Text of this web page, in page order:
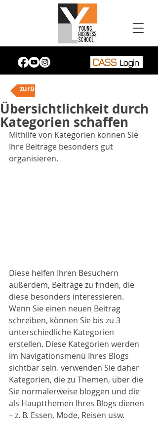
zurück
Übersichtlichkeit durch
Kategorien schaffen
Mithilfe von Kategorien können Sie
Ihre Beiträge besonders gut
organisieren.
Diese helfen Ihren Besuchern
außerdem, Beiträge zu finden, die
diese besonders interessieren.
Wenn Sie einen neuen Beitrag
schreiben, können Sie bis zu 3
unterschiedliche Kategorien
erstellen. Diese Kategorien werden
im Navigationsmenü Ihres Blogs
sichtbar sein. verwenden Sie daher
Kategorien, die zu Themen, über die
Sie normalerweise bloggen und die
als Hauptthemen Ihres Blogs dienen
– z. B. Essen, Mode, Reisen usw.